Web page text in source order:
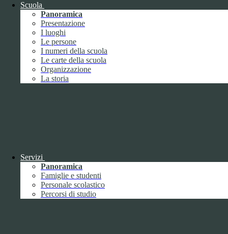
Scuola
Panoramica
Presentazione
I luoghi
Le persone
I numeri della scuola
Le carte della scuola
Organizzazione
La storia
Servizi
Panoramica
Famiglie e studenti
Personale scolastico
Percorsi di studio
Bandi di concorso
Bandi di concorso (da pubblicare in
tabelle)
Performance1